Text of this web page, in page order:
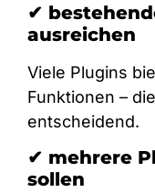
✔
ausreichen
Viele Plugins
Funktionen –
entscheidend.
✔ mehrere
sollen